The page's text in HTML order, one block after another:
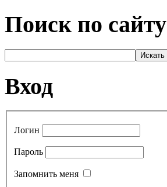
Поиск по сайту
Вход
Логин
Пароль
Запомнить меня